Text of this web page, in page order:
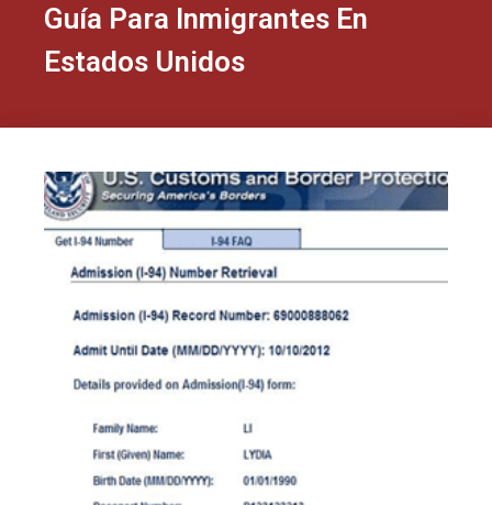
Guía Para Inmigrantes En
Estados Unidos